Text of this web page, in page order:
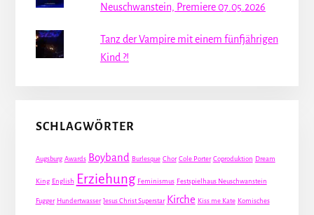
Neuschwanstein, Premiere 07.05.2026
Tanz der Vampire mit einem fünfjährigen
Kind ?!
SCHLAGWÖRTER
Augsburg Awards Boyband Burlesque Chor Cole Porter Coproduktion Dream
King English Erziehung Feminismus Festspielhaus Neuschwanstein
Fugger Hundertwasser Jesus Christ Superstar Kirche Kiss me Kate Komisches